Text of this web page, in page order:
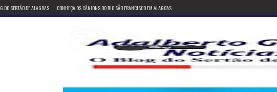
DO SERTÃO DE ALAGOAS CONHEÇA OS CÂNIONS DO RIO SÃO FRANCISCO EM ALAGOAS